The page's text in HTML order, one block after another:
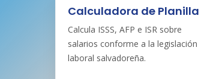
Calculadora de Planilla
Calcula ISSS, AFP e ISR sobre
salarios conforme a la legislación
laboral salvadoreña.